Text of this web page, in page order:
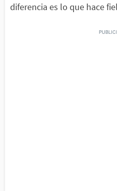
diferencia es lo que hace